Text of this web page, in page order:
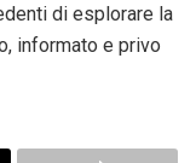
di esplorare la
informato e privo